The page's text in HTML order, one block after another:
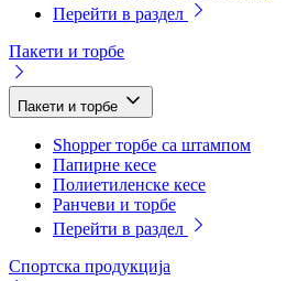
Перейти в раздел
Пакети и торбе
Пакети и торбе
Shopper торбе са штампом
Папирне кесе
Полиетиленске кесе
Ранчеви и торбе
Перейти в раздел
Спортска продукција